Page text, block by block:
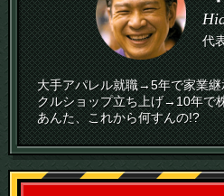
代
大手アパレル就職→5年で家業
クルショップ立ち上げ→10年
あんた、これから何すんの!?